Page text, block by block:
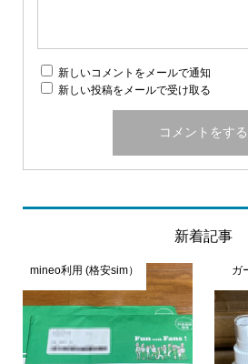
新しいコメントをメールで通知
新しい投稿をメールで受け取る
新着記事
mineo利用 (格安sim） ガ